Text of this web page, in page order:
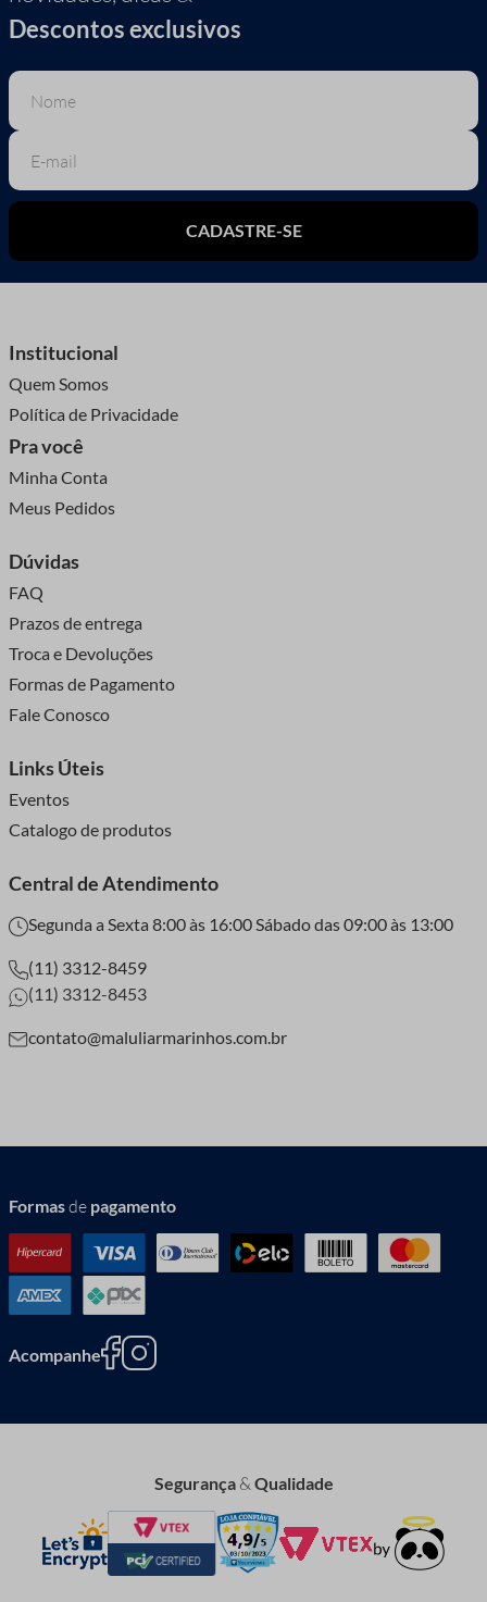
Descontos exclusivos
CADASTRE-SE
Institucional
Quem Somos
Política de Privacidade
Pra você
Minha Conta
Meus Pedidos
Dúvidas
FAQ
Prazos de entrega
Troca e Devoluções
Formas de Pagamento
Fale Conosco
Links Úteis
Eventos
Catalogo de produtos
Central de Atendimento
Segunda a Sexta 8:00 às 16:00 Sábado das 09:00 às 13:00
(11) 3312-8459
(11) 3312-8453
contato@maluliarmarinhos.com.br
Formasde pagamento
Acompanhe
Segurança&Qualidade